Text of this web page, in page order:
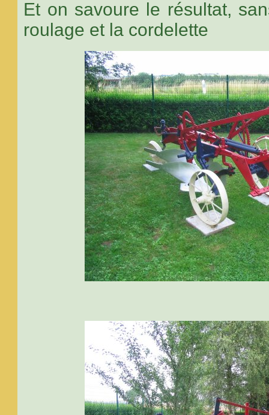
Et on savoure le résultat,
roulage et la cordelette